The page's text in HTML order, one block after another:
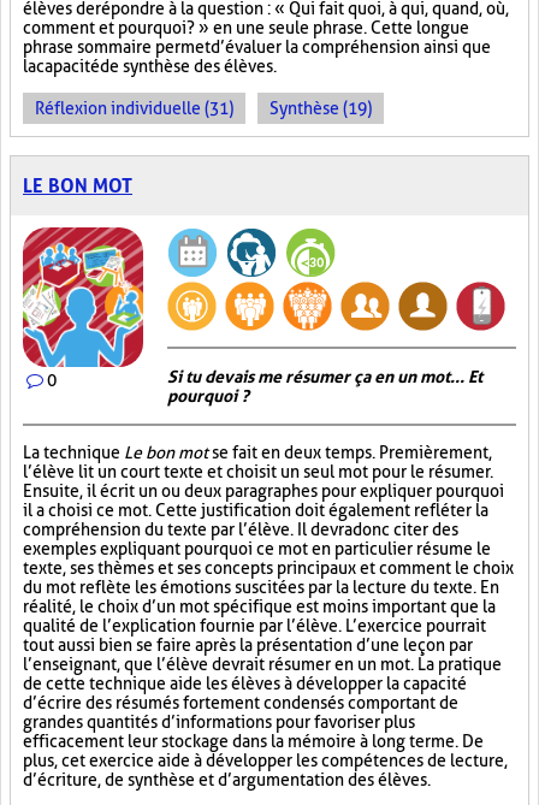
élèves de répondre à la question : « Qui fait quoi, à qui, quand, où,
comment et pourquoi? » en une seule phrase. Cette longue
phrase sommaire permet d’évaluer la compréhension ainsi que
la capacité de synthèse des élèves.
Réflexion individuelle (31) Synthèse (19)
LE BON MOT
0
Si tu devais me résumer ça en un mot... Et
pourquoi ?
La technique Le bon motse fait en deux temps. Premièrement,
l’élève lit un court texte et choisit un seul mot pour le résumer.
Ensuite, il écrit un ou deux paragraphes pour expliquer pourquoi
il a choisi ce mot. Cette justification doit également refléter la
compréhension du texte par l’élève. Il devra donc citer des
exemples expliquant pourquoi ce mot en particulier résume le
texte, ses thèmes et ses concepts principaux et comment le choix
du mot reflète les émotions suscitées par la lecture du texte. En
réalité, le choix d’un mot spécifique est moins important que la
qualité de l’explication fournie par l’élève. L’exercice pourrait
tout aussi bien se faire après la présentation d’une leçon par
l’enseignant, que l’élève devrait résumer en un mot. La pratique
de cette technique aide les élèves à développer la capacité
d’écrire des résumés fortement condensés comportant de
grandes quantités d’informations pour favoriser plus
efficacement leur stockage dans la mémoire à long terme. De
plus, cet exercice aide à développer les compétences de lecture,
d’écriture, de synthèse et d’argumentation des élèves.